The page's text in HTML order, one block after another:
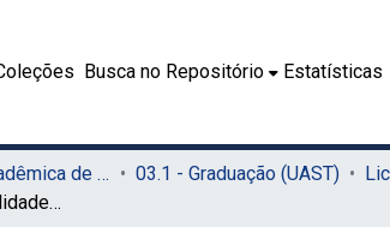
Busca no Repositório Estatísticas
03. Unidade Acadêmica de Serra Talhada (UAST) 03.1 - Graduação (UAST)
Terra sonâmbula: oralidade e resistência ao colonialismo em Mia Couto